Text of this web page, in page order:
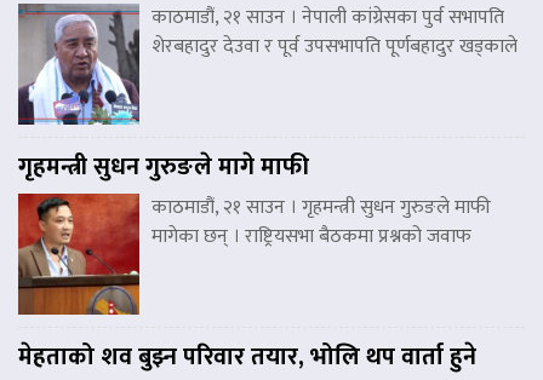
काठमाडौं, २१ साउन । नेपाली कांग्रेसका पुर्व सभापति
शेरबहादुर देउवा र पूर्व उपसभापति पूर्णबहादुर खड्काले
गृहमन्त्री सुधन गुरुङले मागे माफी
काठमाडौं, २१ साउन । गृहमन्त्री सुधन गुरुङले माफी
मागेका छन् । राष्ट्रियसभा बैठकमा प्रश्नको जवाफ
मेहताको शव बुझ्न परिवार तयार, भोलि थप वार्ता हुने